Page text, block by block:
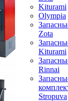
Kiturami
Olympia
Zota
Kiturami
Rinnai
Stropuva